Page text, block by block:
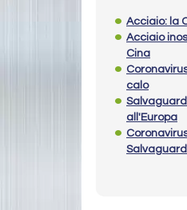
Acciaio: la
Acciaio
Cina
calo
all'Europa